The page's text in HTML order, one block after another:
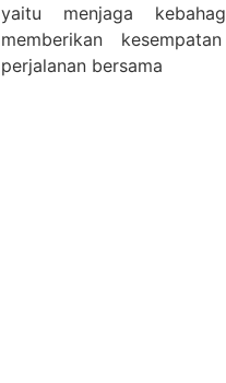
yaitu menjaga
memberikan
perjalanan bersama